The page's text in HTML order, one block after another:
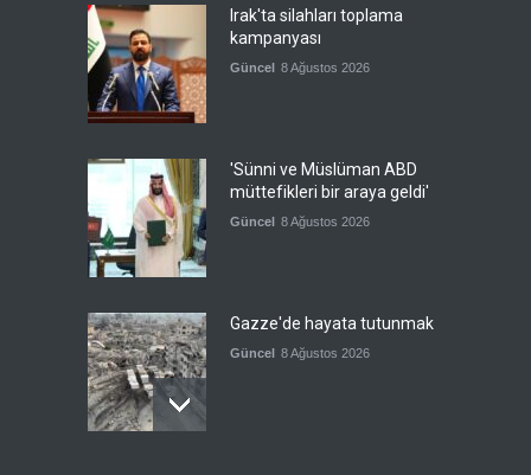
Irak'ta silahları toplama
kampanyası
Güncel 8 Ağustos 2026
'Sünni ve Müslüman ABD
müttefikleri bir araya geldi'
Güncel 8 Ağustos 2026
Gazze'de hayata tutunmak
Güncel 8 Ağustos 2026